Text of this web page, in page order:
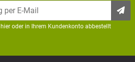
oder in Ihrem Kundenkonto abbestellt